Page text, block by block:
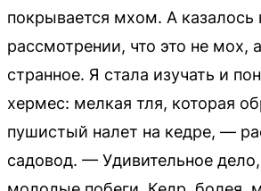
покрывается мхом. А казалось
рассмотрении, что это не мох,
странное. Я стала изучать и
хермес: мелкая тля, которая
пушистый налет на кедре, —
садовод. — Удивительное